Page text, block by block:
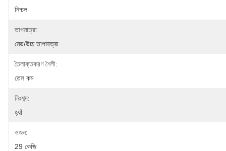
নিশ্চল
তাপমাত্রা:
মেড/উচ্চ তাপমাত্রা
তৈলাক্তকরণ শৈলী:
তেল কম
নিঃশব্দ:
হ্যাঁ
ওজন:
29 কেজি